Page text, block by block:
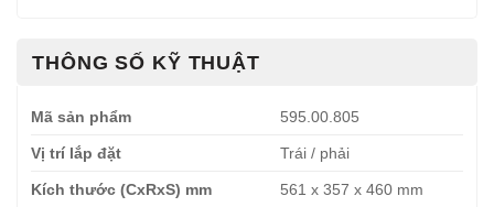
THÔNG SỐ KỸ THUẬT
Mã sản phẩm 595.00.805
Vị trí lắp đặt Trái / phải
Kích thước (CxRxS) mm 561 x 357 x 460 mm